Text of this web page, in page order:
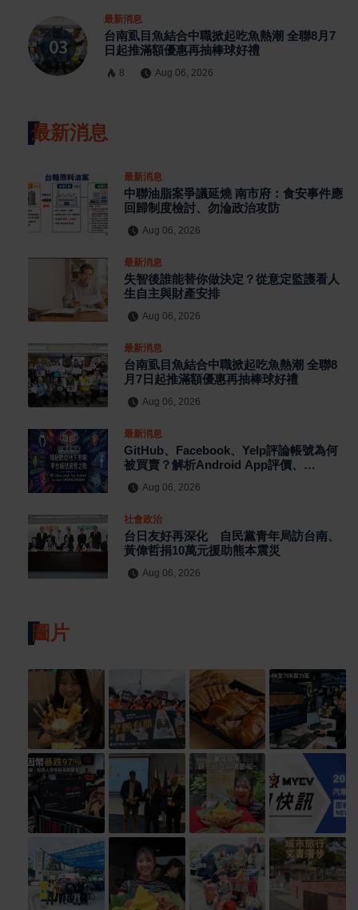
最新消息
台南虱目魚結合中職掀起吃魚熱潮 全聯8月7
日起推滿額優惠再抽棒球好禮
8 Aug 06, 2026
最新消息
最新消息
中聯油脂案爭議延燒 南市府：食安事件應
回歸制度檢討、勿淪政治攻防
Aug 06, 2026
最新消息
失智後誰能替你做決定？從意定監護看人
生自主與財產安排
Aug 06, 2026
最新消息
台南虱目魚結合中職掀起吃魚熱潮 全聯8
月7日起推滿額優惠再抽棒球好禮
Aug 06, 2026
最新消息
GitHub、Facebook、Yelp評論帳號為何
被買賣？解析Android App評價、
防刷機制背後的數位信任危機
Aug 06, 2026
社會政治
台日友好再深化 自民黨青年局訪台南、
黃偉哲捐10萬元援助熊本震災
Aug 06, 2026
圖片